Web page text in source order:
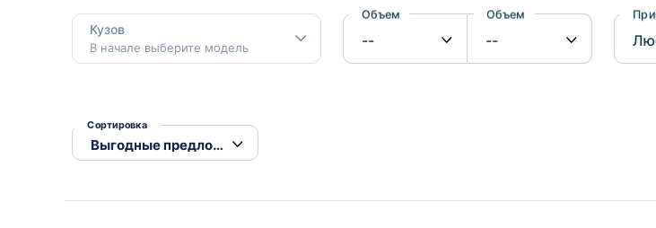
Subaru
Suzuki
Кузов
В начале выберите модель
Объем от Объем до
Сортировка